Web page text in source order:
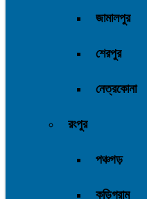
জামালপুর
শেরপুর
নেত্রকোনা
রংপুর
পঞ্চগড়
কুড়িগ্রাম